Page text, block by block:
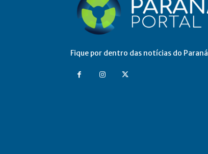
Fique por dentro das notícias do Paraná